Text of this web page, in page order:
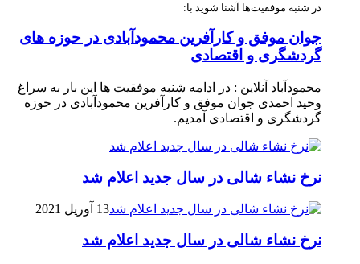
در شنبه موفقیت‌ها آشنا شوید با:
جوان موفق و کارآفرین محمودآبادی در حوزه های
گردشگری و اقتصادی
محمودآباد آنلاین : در ادامه شنبه موفقیت ها این بار به سراغ
وحید احمدی جوان موفق و کارآفرین محمودآبادی در حوزه
گردشگری و اقتصادی آمدیم.
نرخ نشاء شالی در سال جدید اعلام شد
13 آوریل 2021
نرخ نشاء شالی در سال جدید اعلام شد